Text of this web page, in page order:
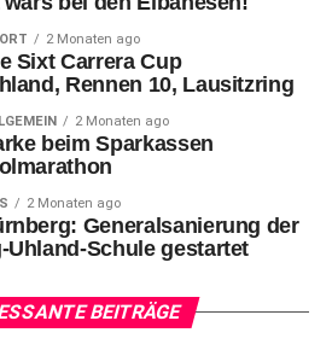
2 Monaten ago
Sixt Carrera Cup
Rennen 10, Lausitzring
2 Monaten ago
beim Sparkassen
2 Monaten ago
Generalsanierung der
Uhland-Schule gestartet
BEITRÄGE